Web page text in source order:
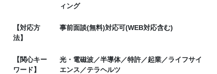
ィング
【対応方
法】
事前面談(無料)対応可(WEB対応含む)
【関心キー
ワード】
光・電磁波／半導体／特許／起業／ライフサイ
エンス／テラヘルツ